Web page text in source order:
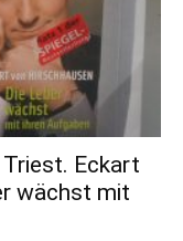
Eckart
wächst mit